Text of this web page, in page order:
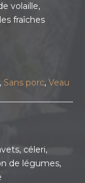
volaille,
fraîches
, Sans porc, Veau
céleri,
de légumes,